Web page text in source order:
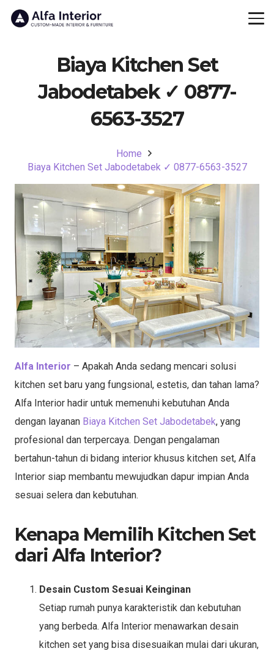
Biaya Kitchen Set
Jabodetabek ✓ 0877-
6563-3527
Home
Biaya Kitchen Set Jabodetabek ✓ 0877-6563-3527
Alfa Interior – Apakah Anda sedang mencari solusi
kitchen set baru yang fungsional, estetis, dan tahan lama?
Alfa Interior hadir untuk memenuhi kebutuhan Anda
dengan layanan Biaya Kitchen Set Jabodetabek, yang
profesional dan terpercaya. Dengan pengalaman
bertahun-tahun di bidang interior khusus kitchen set, Alfa
Interior siap membantu mewujudkan dapur impian Anda
sesuai selera dan kebutuhan.
Kenapa Memilih Kitchen Set
dari Alfa Interior?
Desain Custom Sesuai Keinginan
Setiap rumah punya karakteristik dan kebutuhan
yang berbeda. Alfa Interior menawarkan desain
kitchen set yang bisa disesuaikan mulai dari ukuran,